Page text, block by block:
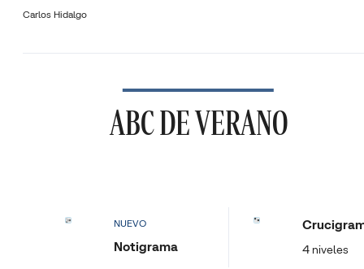
Carlos Hidalgo
ABC DE VERANO
NUEVO
Notigrama 4 niveles